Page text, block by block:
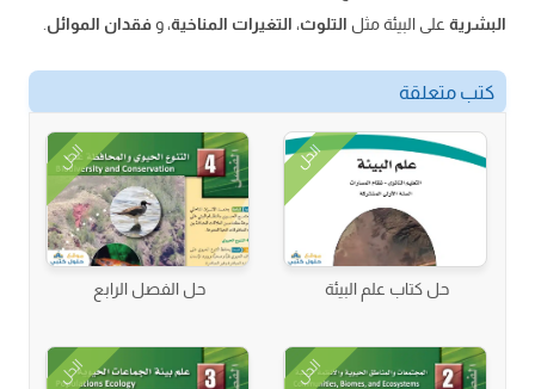
البشرية على البيئة مثل التلوث، التغيرات المناخية، وفقدان الموائل
كتب متعلقة
الحل
حل كتاب علم البيئة
الحل
حل الفصل الرابع
الحل الحل